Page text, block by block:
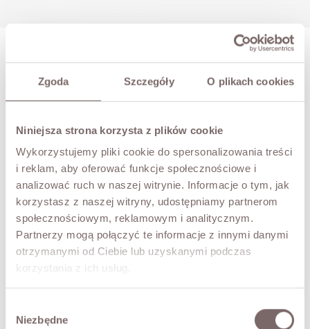
Zgoda Szczegóły O plikach cookies
Niniejsza strona korzysta z plików cookie
Wykorzystujemy pliki cookie do spersonalizowania treści
i reklam, aby oferować funkcje społecznościowe i
analizować ruch w naszej witrynie. Informacje o tym, jak
korzystasz z naszej witryny, udostępniamy partnerom
społecznościowym, reklamowym i analitycznym.
Partnerzy mogą połączyć te informacje z innymi danymi
otrzymanymi od Ciebie lub uzyskanymi podczas
korzystania z ich usług.
zgody
Niezbędne
ROBERTO CASHMERE-BLEND SWEATER BROWN
PLN439.00
UNI
Brown
ADD TO CART
NEW! TRY IT ON VIRTUALLY